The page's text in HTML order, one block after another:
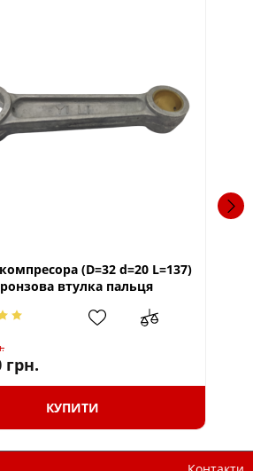
(D=32 d=20 L=137)
втулка пальця
грн.
КУПИТИ